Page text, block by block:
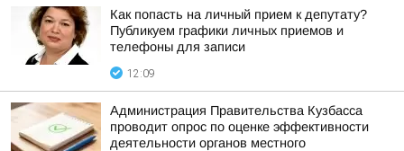
Как попасть на личный прием к депутату?
Публикуем графики личных приемов и
телефоны для записи
12:09
Администрация Правительства Кузбасса
проводит опрос по оценке эффективности
деятельности органов местного